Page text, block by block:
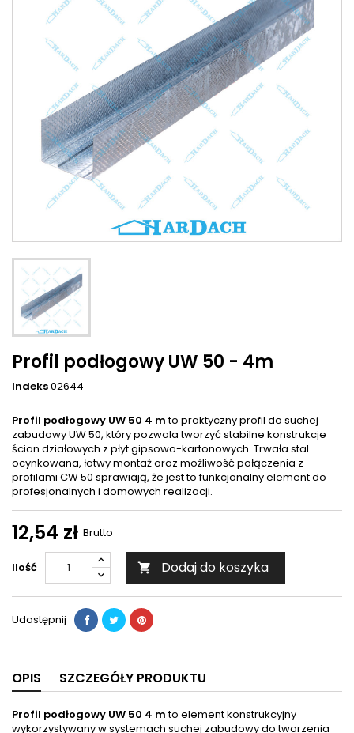
Profil podłogowy UW 50 - 4m
Indeks02644
Profil podłogowy UW 50 4 mto praktyczny profil do suchej
zabudowy UW 50, który pozwala tworzyć stabilne konstrukcje
ścian działowych z płyt gipsowo-kartonowych. Trwała stal
ocynkowana, łatwy montaż oraz możliwość połączenia z
profilami CW 50 sprawiają, że jest to funkcjonalny element do
profesjonalnych i domowych realizacji.
12,54 zł Brutto
Ilość  Dodaj do koszyka
Udostępnij
OPIS SZCZEGÓŁY PRODUKTU
Profil podłogowy UW 50 4 mto element konstrukcyjny
wykorzystywany w systemach suchej zabudowy do tworzenia